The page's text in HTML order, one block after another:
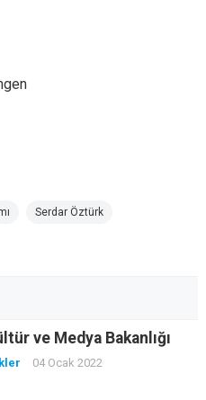
Serdar Öztürk
ve Medya Bakanlığı
04 Ocak 2022